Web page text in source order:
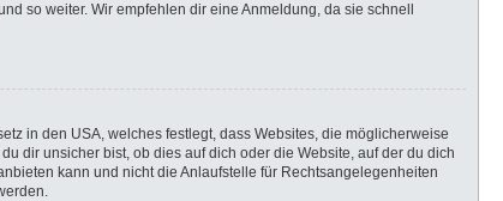
so weiter. Wir empfehlen dir eine Anmeldung, da sie schnell
in den USA, welches festlegt, dass Websites, die möglicherweise
dir unsicher bist, ob dies auf dich oder die Website, auf der du dich
kann und nicht die Anlaufstelle für Rechtsangelegenheiten